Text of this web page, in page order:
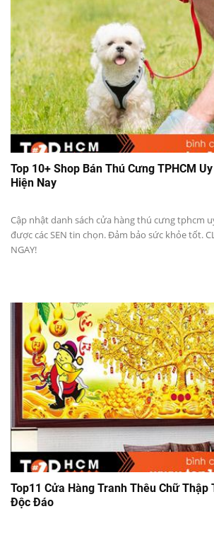
Top 10+ Shop Bán Thú Cưng TPHCM
Hiện Nay
Cập nhật danh sách cửa hàng thú cưng tphcm
được các SEN tin chọn. Đảm bảo sức khỏe tốt.
NGAY!
Top11 Cửa Hàng Tranh Thêu Chữ Thập
Độc Đáo